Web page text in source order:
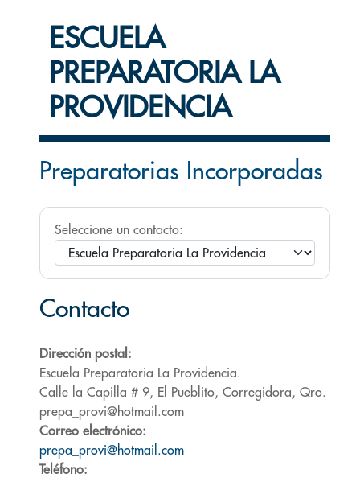
ESCUELA
PREPARATORIA LA
PROVIDENCIA
Preparatorias Incorporadas
Seleccione un contacto:
Contacto
Dirección postal:
Escuela Preparatoria La Providencia.
Calle la Capilla # 9, El Pueblito, Corregidora, Qro.
prepa_provi@hotmail.com
Correo electrónico:
prepa_provi@hotmail.com
Teléfono: